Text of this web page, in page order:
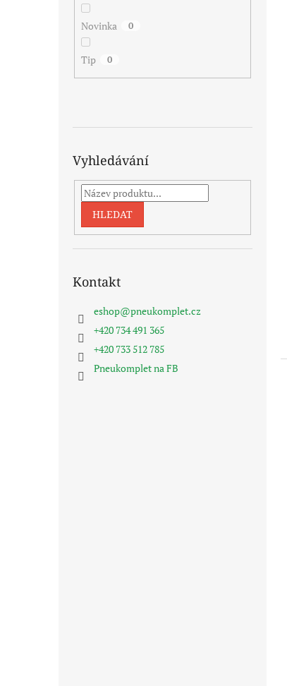
Novinka 0
Tip 0
Vyhledávání
HLEDAT
Kontakt
eshop@pneukomplet.cz
+420 734 491 365
+420 733 512 785
Pneukomplet na FB